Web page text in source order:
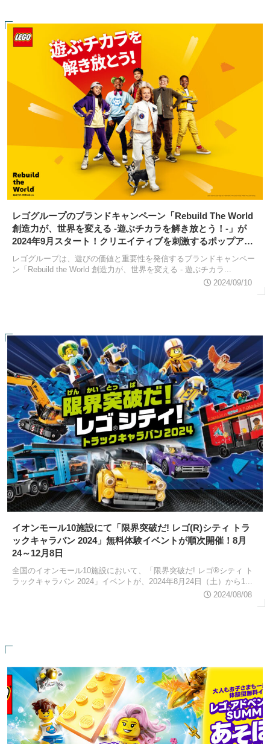
レゴグループのブランドキャンペーン「Rebuild The World
創造力が、世界を変える -遊ぶチカラを解き放とう！-」が
2024年9月スタート！クリエイティブを刺激するポップアッ
プイベントも開催
レゴグループは、遊びの価値と重要性を発信するブランドキャンペー
ン「Rebuild the World 創造力が、世界を変える - 遊ぶチカラ...
2024/09/10
イオンモール10施設にて「限界突破だ! レゴ(R)シティ トラ
ックキャラバン 2024」無料体験イベントが順次開催！8月
24～12月8日
全国のイオンモール10施設において、「限界突破だ! レゴ®シティ ト
ラックキャラバン 2024」イベントが、2024年8月24日（土）から1...
2024/08/08